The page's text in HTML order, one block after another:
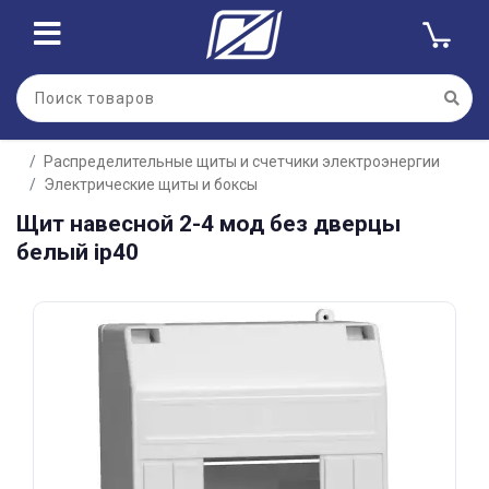
Распределительные щиты и счетчики электроэнергии
Электрические щиты и боксы
Щит навесной 2-4 мод без дверцы
белый ip40
Для клиентов всех банков
Разбейте
оплатуна части
без переплат
График платежей